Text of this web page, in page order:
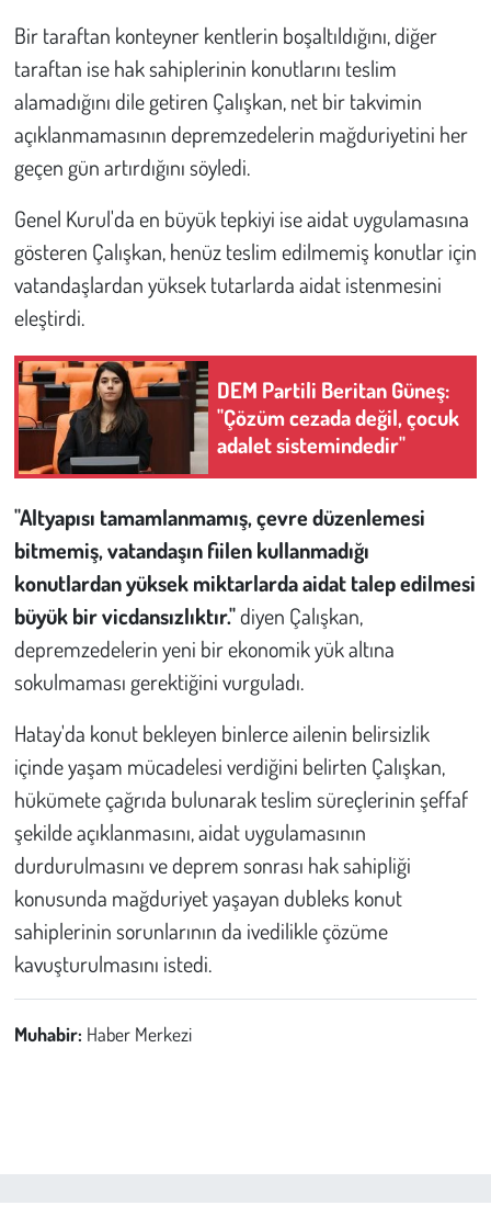
Bir taraftan konteyner kentlerin boşaltıldığını, diğer
taraftan ise hak sahiplerinin konutlarını teslim
alamadığını dile getiren Çalışkan, net bir takvimin
açıklanmamasının depremzedelerin mağduriyetini her
geçen gün artırdığını söyledi.
Genel Kurul'da en büyük tepkiyi ise aidat uygulamasına
gösteren Çalışkan, henüz teslim edilmemiş konutlar için
vatandaşlardan yüksek tutarlarda aidat istenmesini
eleştirdi.
DEM Partili Beritan Güneş:
"Çözüm cezada değil, çocuk
adalet sistemindedir"
"Altyapısı tamamlanmamış, çevre düzenlemesi
bitmemiş, vatandaşın fiilen kullanmadığı
konutlardan yüksek miktarlarda aidat talep edilmesi
büyük bir vicdansızlıktır."diyen Çalışkan,
depremzedelerin yeni bir ekonomik yük altına
sokulmaması gerektiğini vurguladı.
Hatay'da konut bekleyen binlerce ailenin belirsizlik
içinde yaşam mücadelesi verdiğini belirten Çalışkan,
hükümete çağrıda bulunarak teslim süreçlerinin şeffaf
şekilde açıklanmasını, aidat uygulamasının
durdurulmasını ve deprem sonrası hak sahipliği
konusunda mağduriyet yaşayan dubleks konut
sahiplerinin sorunlarının da ivedilikle çözüme
kavuşturulmasını istedi.
Muhabir: Haber Merkezi
Hukuk
Tarım
Son Dakika
Kent
Eğlence